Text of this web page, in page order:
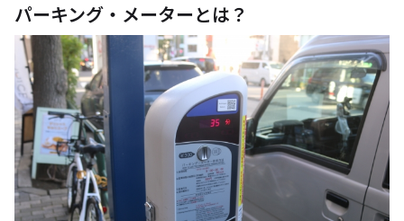
パーキング・メーターとは？